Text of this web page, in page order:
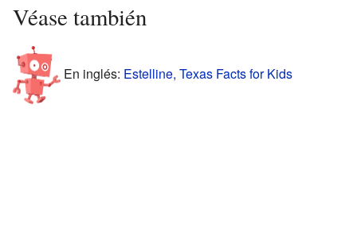
Véase también
En inglés: Estelline, Texas Facts for Kids